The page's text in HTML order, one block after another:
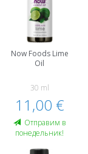
Now Foods Lime
Oil
30 ml
11,00 €
Oтправим в
понедельник!